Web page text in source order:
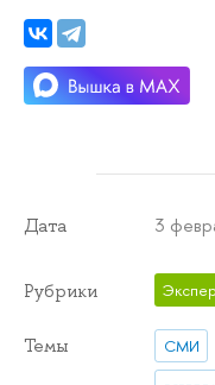
Дата 3
Рубрики
Темы СМИ